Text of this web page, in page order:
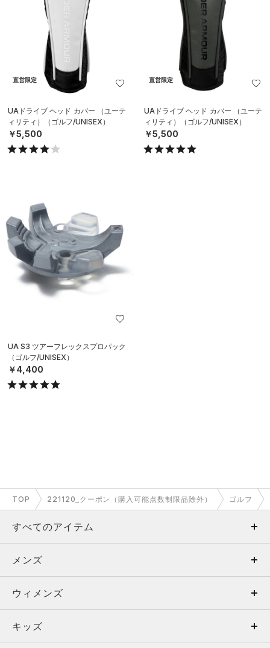
直営限定
UAドライブ ヘッド カバー （ユーテ
ィリティ）（ゴルフ/UNISEX）
￥5,500
直営限定
UAドライブ ヘッド カバー （ユーテ
ィリティ）（ゴルフ/UNISEX）
￥5,500
UA S3 ツアーフレックスプロパック
（ゴルフ/UNISEX）
￥4,400
TOP 221120_クーポン（購入可能点数制限品除外） ゴルフ
すべてのアイテム
メンズ
ウィメンズ
キッズ
メンズ
トップス
ボトムス
ウィメンズ
トップス
キッズ